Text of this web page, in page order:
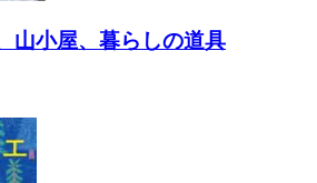
山小屋、暮らしの道具